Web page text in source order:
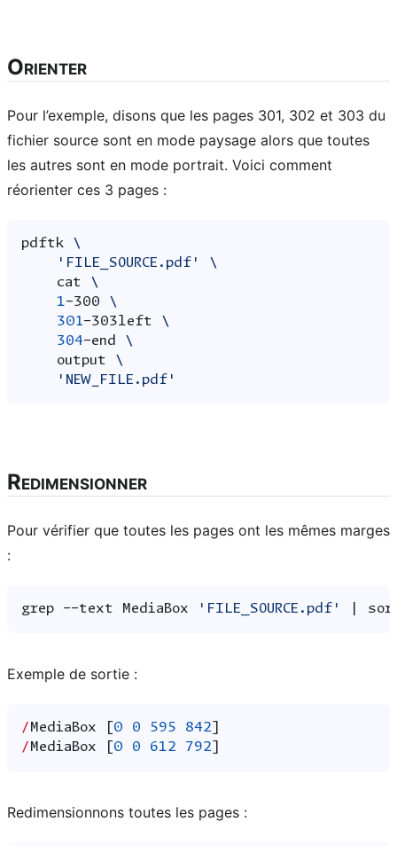
Orienter
Pour l’exemple, disons que les pages 301, 302 et 303 du
fichier source sont en mode paysage alors que toutes
les autres sont en mode portrait. Voici comment
réorienter ces 3 pages :
pdftk
\
'FILE_SOURCE.pdf'
\
cat
\
1-300
\
301-303left
\
304-end
\
output
\
'NEW_FILE.pdf'
Redimensionner
Pour vérifier que toutes les pages ont les mêmes marges
:
grep --text MediaBox 'FILE_SOURCE.pdf'
Exemple de sortie :
/ MediaBox 0 0 595 842
/ MediaBox 0 0 612 792
Redimensionnons toutes les pages :